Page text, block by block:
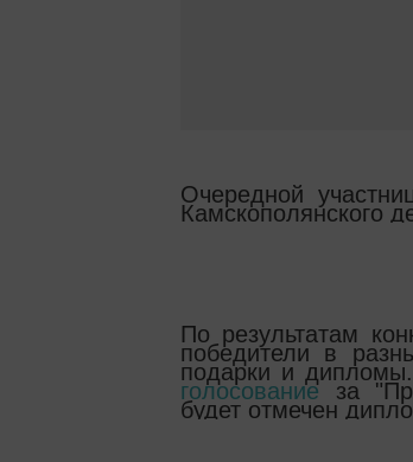
Очередной
Камскополянского
По результатам
победители в
подарки и
голосование за
будет отмечен